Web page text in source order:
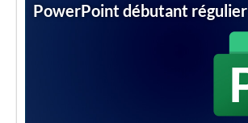
PowerPoint débutant régulier